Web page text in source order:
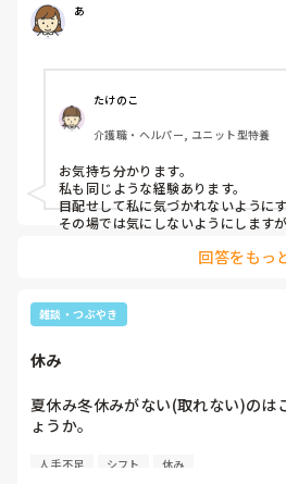
みたいで。
不快だなと。
大変相性の良く無いスタッフが、
なのですがお土産を渡したようで
ッフさんがいて目に入ってしまい…。
嫌われているので仕方ないとは自
モヤモヤでして…。
嫌な気持ちなってしまいました。
あ
たけのこ
介護職・ヘルパー, ユニット型特養
お気持ち分かります。
私も同じような経験あります。
目配せして私に気づかれないように
その場では気にしないようにします
きっと周りの状況を見て判断できる
私は人見知りなので観察力に優れて
生きてきた過程で身につけたものなの
モヤモヤを晴らすには吐き出すこと
私もさすがに『気にするな』とは言
回答をもっ
雑談・つぶやき
休み
夏休み冬休みがない(取れない)のは
ょうか。
個人的には、ほかの方に負担がい
人手不足 シフト 休み